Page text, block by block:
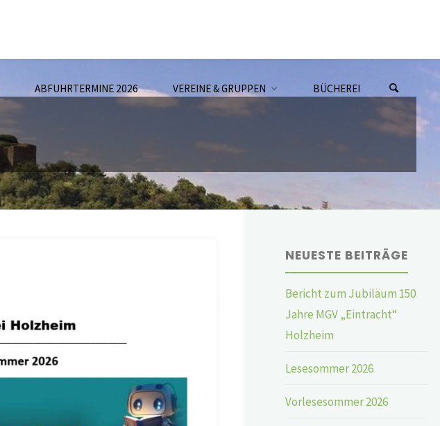
ABFUHRTERMINE 2026 VEREINE & GRUPPEN BÜCHEREI
NEUESTE BEITRÄGE
Bericht zum Jubiläum 150
Jahre MGV „Eintracht“
Holzheim
Lesesommer 2026
Vorlesesommer 2026